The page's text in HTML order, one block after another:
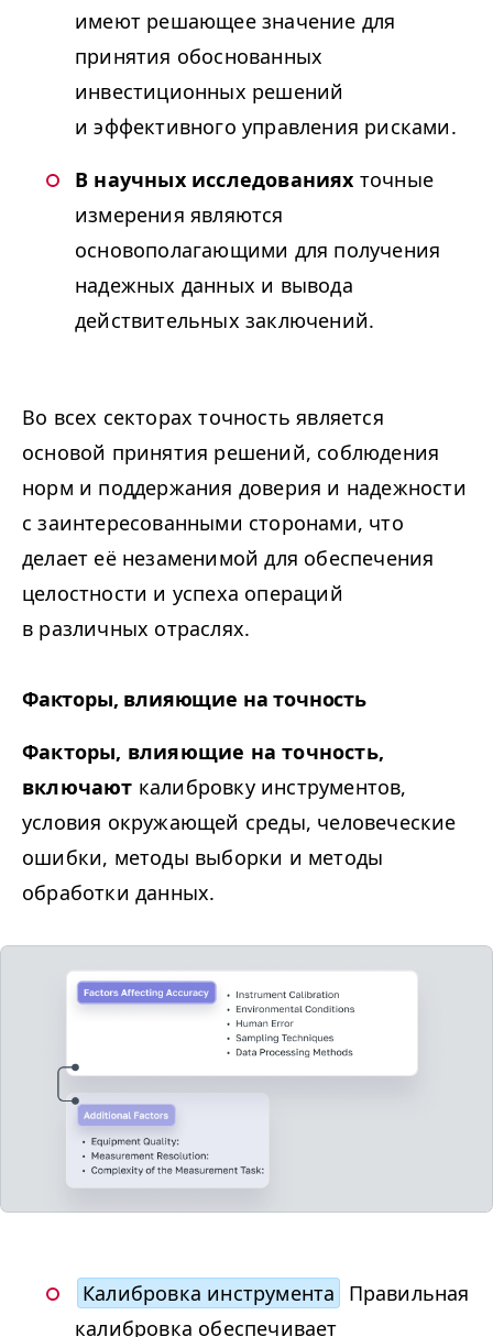
имеют решающее значение для
принятия обоснованных
инвестиционных решений
и эффективного управления рисками.
В научных исследованиях точные
измерения являются
основополагающими для получения
надежных данных и вывода
действительных заключений.
Во всех секторах точность является
основой принятия решений, соблюдения
норм и поддержания доверия и надежности
с заинтересованными сторонами, что
делает её незаменимой для обеспечения
целостности и успеха операций
в различных отраслях.
Факторы, влияющие на точность
Факторы, влияющие на точность,
включают калибровку инструментов,
условия окружающей среды, человеческие
ошибки, методы выборки и методы
обработки данных.
Калибровка инструмента
Правильная
калибровка обеспечивает